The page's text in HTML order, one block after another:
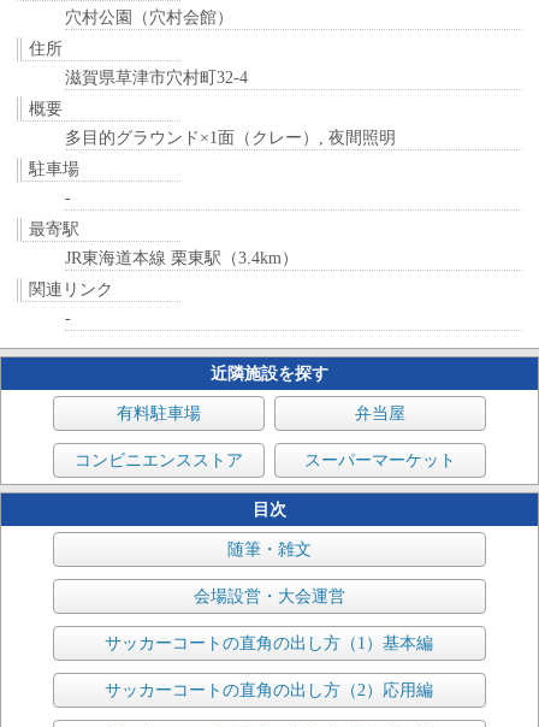
穴村公園（穴村会館）
住所
滋賀県草津市穴村町32-4
概要
多目的グラウンド×1面（クレー）, 夜間照明
駐車場
-
最寄駅
JR東海道本線 栗東駅（3.4km）
関連リンク
-
近隣施設を探す
有料駐車場 弁当屋
コンビニエンスストア スーパーマーケット
目次
随筆・雑文
会場設営・大会運営
サッカーコートの直角の出し方（1）基本編
サッカーコートの直角の出し方（2）応用編